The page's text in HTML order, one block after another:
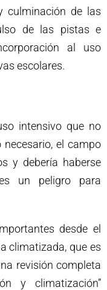
culminación de las
de las pistas e
al uso
escolares.
intensivo que no
el campo
y debería haberse
un peligro para
desde el
climatizada, que es
revisión completa
y climatización”